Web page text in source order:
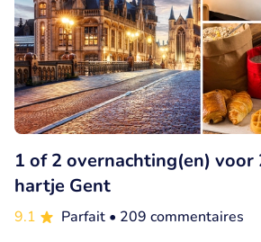
1 of 2 overnachting(en)
hartje Gent
9.1 Parfait • 209 commentaires